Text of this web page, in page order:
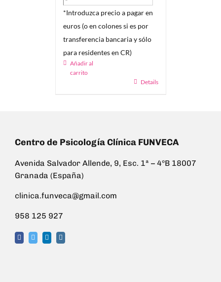
*Introduzca precio a pagar en
euros (o en colones si es por
transferencia bancaria y sólo
para residentes en CR)
Añadir al
carrito
Details
Centro de Psicología Clínica FUNVECA
Avenida Salvador Allende, 9, Esc. 1ª – 4ºB 18007
Granada (España)
clinica.funveca@gmail.com
958 125 927